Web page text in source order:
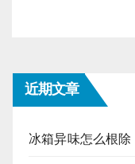
近期文章
冰箱异味怎么根